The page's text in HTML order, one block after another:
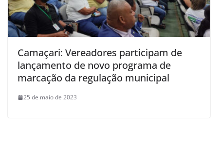
Camaçari: Vereadores participam de
lançamento de novo programa de
marcação da regulação municipal
25 de maio de 2023